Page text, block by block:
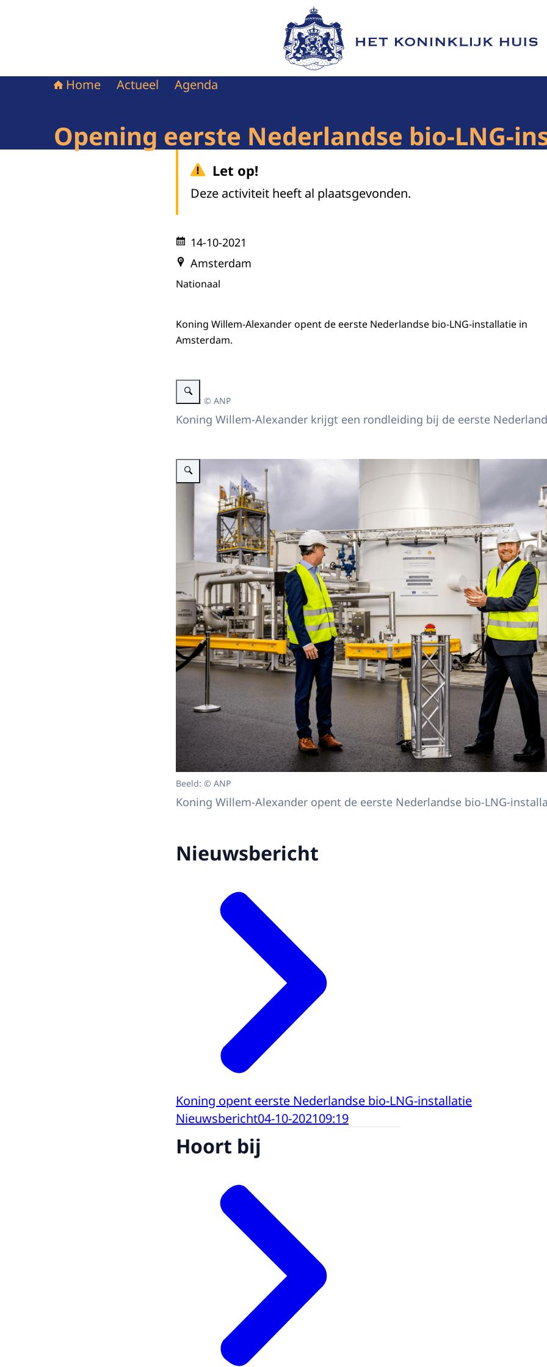
Naar de homepage van Het Koninklijk Huis
Home Actueel Agenda
Opening eerste Nederlandse bio-LNG-
Let op!
Deze activiteit heeft al plaatsgevonden.
14-10-2021
Amsterdam
Nationaal
Koning Willem-Alexander opent de eerste Nederlandse bio-LNG-installatie in
Amsterdam.
Vergroot afbeelding Koning Willem-Alexander opent de eerste Nederlandse bio-LNG-installatie.
Beeld: © ANP
Koning Willem-Alexander krijgt een rondleiding bij de eerste
Vergroot afbeelding Koning Willem-Alexander opent de eerste Nederlandse bio-LNG-installatie.
Beeld: © ANP
Koning Willem-Alexander opent de eerste Nederlandse bio-LNG-
Nieuwsbericht
Koning opent eerste Nederlandse bio-LNG-installatie
Nieuwsbericht04-10-202109:19
Hoort bij